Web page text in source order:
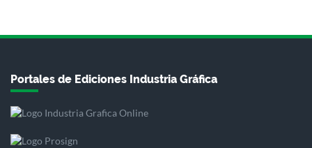
Portales de Ediciones Industria Gráfica